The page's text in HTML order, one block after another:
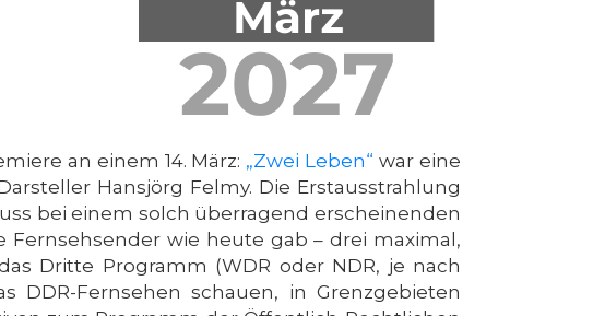
an einem 14. März: „Zwei Leben“ war eine
Hansjörg Felmy. Die Erstausstrahlung
bei einem solch überragend erscheinenden
wie heute gab – drei maximal,
Dritte Programm (WDR oder NDR, je nach
Fernsehen schauen, in Grenzgebieten